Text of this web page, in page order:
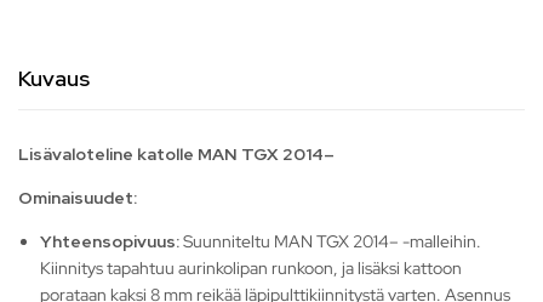
Kuvaus
Lisävaloteline katolle MAN TGX 2014–
Ominaisuudet:
Yhteensopivuus:Suunniteltu MAN TGX 2014– -malleihin.
Kiinnitys tapahtuu aurinkolipan runkoon, ja lisäksi kattoon
porataan kaksi 8 mm reikää läpipulttikiinnitystä varten. Asennus